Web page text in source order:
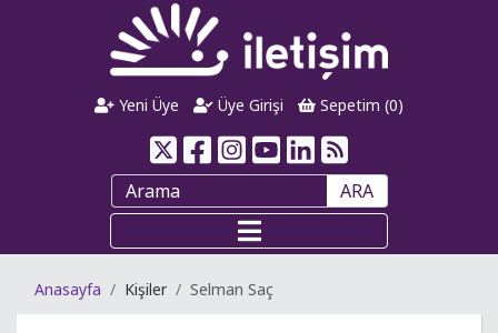
Yeni Üye Üye Girişi Sepetim (0)
ARA
Anasayfa Kişiler Selman Saç